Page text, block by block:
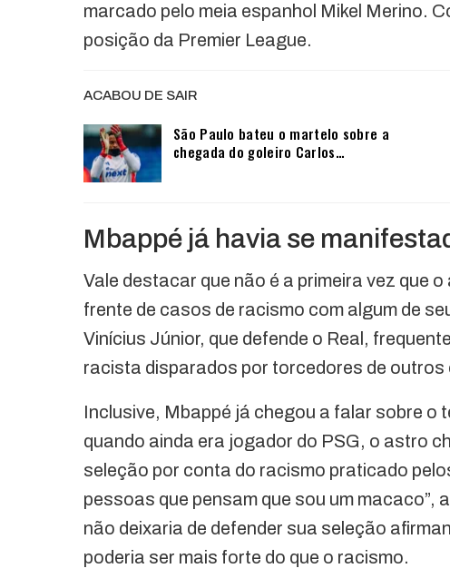
marcado pelo meia espanhol Mikel Merino.
posição da Premier League.
ACABOU DE SAIR
São Paulo bateu o martelo sobre a
chegada do goleiro Carlos…
Mbappé já havia se
Vale destacar que não é a primeira vez que
frente de casos de racismo com algum de
Vinícius Júnior, que defende o Real,
racista disparados por torcedores de outros
Inclusive, Mbappé já chegou a falar sobre o
quando ainda era jogador do PSG, o astro
seleção por conta do racismo praticado
pessoas que pensam que sou um macaco”,
não deixaria de defender sua seleção
poderia ser mais forte do que o racismo.